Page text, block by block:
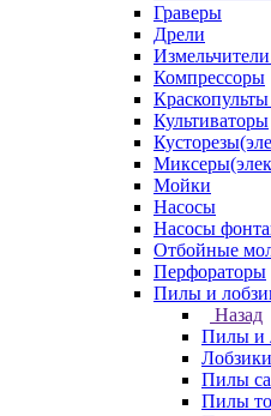
Граверы
Дрели
Компрессоры
Культиваторы
Мойки
Насосы
Насосы
Отбойные
Перфораторы
Пилы и
Назад
Пилы и
Лобзики
Пилы
Пилы